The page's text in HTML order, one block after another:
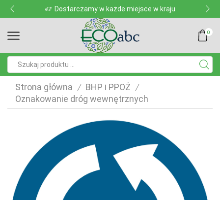
Dostarczamy w każde miejsce w kraju
0
Strona główna / BHP i PPOŻ /
Oznakowanie dróg wewnętrznych